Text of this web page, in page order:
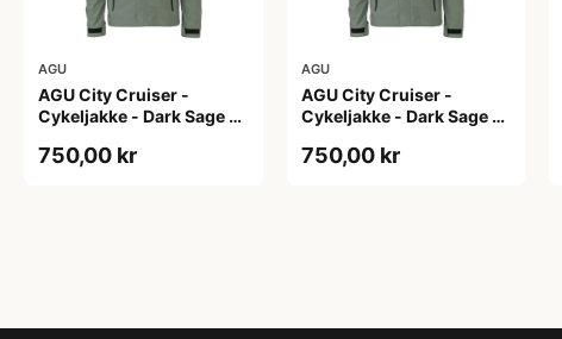
AGU
AGU City Cruiser -
Cykeljakke - Dark Sage -
750,00 kr
AGU
AGU City Cruiser -
Cykeljakke - Dark Sage -
750,00 kr